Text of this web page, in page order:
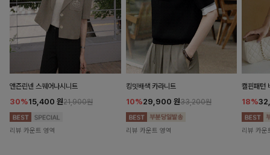
앤즌린넨 스퀘어나시니트
30%15,400 원21,900원
리뷰 카운트 영역
킹밋배색 카라니트
10%29,900 원33,200원
리뷰 카운트 영역
캘핀패턴
18%
리뷰 카운